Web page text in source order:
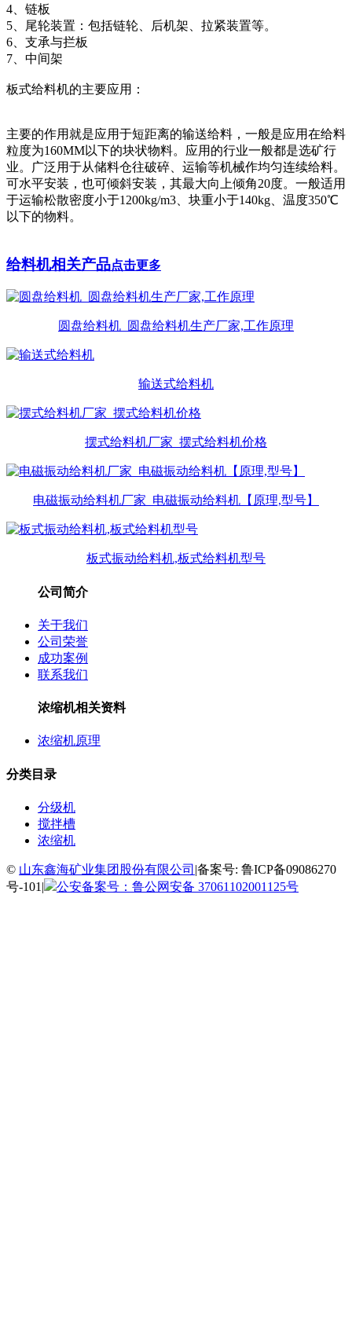
4、链板
5、尾轮装置：包括链轮、后机架、拉紧装置等。
6、支承与拦板
7、中间架
板式给料机的主要应用：
主要的作用就是应用于短距离的输送给料，一般是应用在给料
粒度为160MM以下的块状物料。应用的行业一般都是选矿行
业。广泛用于从储料仓往破碎、运输等机械作均匀连续给料。
可水平安装，也可倾斜安装，其最大向上倾角20度。一般适用
于运输松散密度小于1200kg/m3、块重小于140kg、温度350℃
以下的物料。
给料机相关产品点击更多
圆盘给料机_圆盘给料机生产厂家,工作原理
输送式给料机
摆式给料机厂家_摆式给料机价格
电磁振动给料机厂家_电磁振动给料机【原理,型号】
板式振动给料机,板式给料机型号
公司简介
关于我们
公司荣誉
成功案例
联系我们
浓缩机相关资料
浓缩机原理
分类目录
分级机
搅拌槽
浓缩机
© 山东鑫海矿业集团股份有限公司 |备案号: 鲁ICP备09086270
号-101|
公安备案号：鲁公网安备 37061102001125号